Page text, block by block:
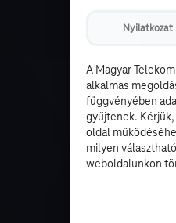
Nyilatkozat
A Magyar
alkalmas
függvényében
gyűjtenek.
oldal
milyen
weboldalunkon